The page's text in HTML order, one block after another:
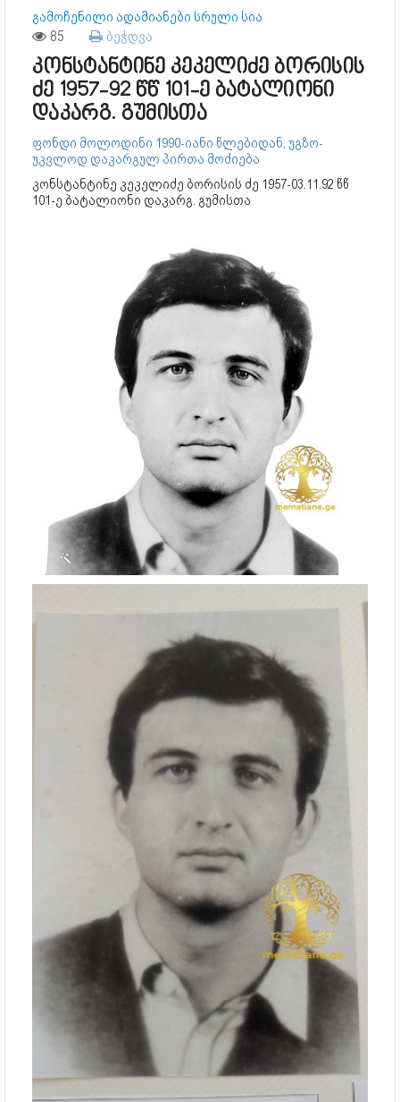
გამოჩენილი ადამიანები სრული სია
85 ბეჭდვა
კონსტანტინე კეკელიძე ბორისის
ძე 1957-92 წწ 101-ე ბატალიონი
დაკარგ. გუმისთა
ფონდი მოლოდინი 1990-იანი წლებიდან, უგზო-
უკვლოდ დაკარგულ პირთა მოძიება
კონსტანტინე კეკელიძე ბორისის ძე 1957-03.11.92 წწ
101-ე ბატალიონი დაკარგ. გუმისთა